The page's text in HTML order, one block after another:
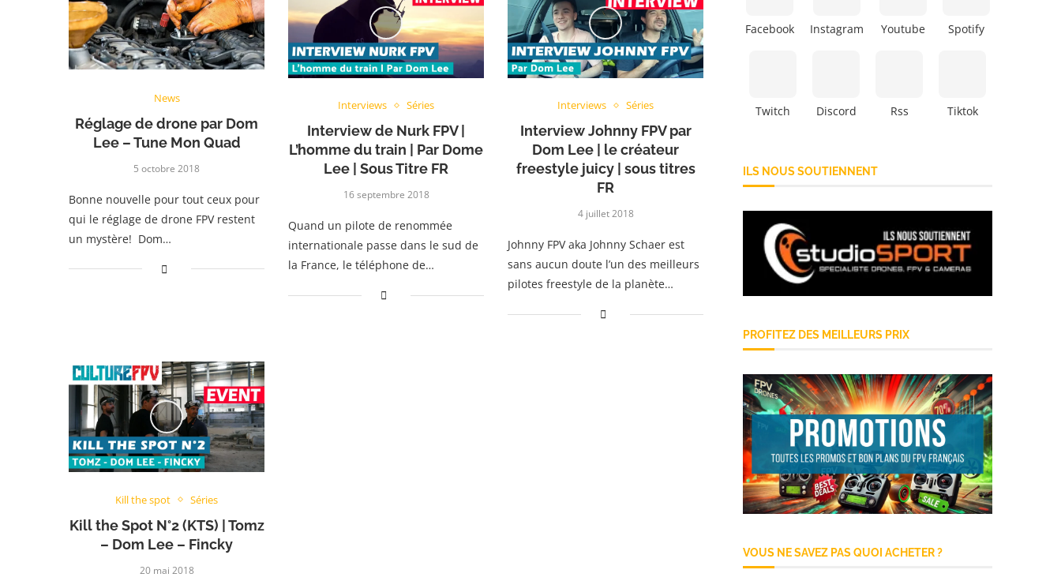
News
Réglage de drone par Dom
Lee – Tune Mon Quad
5 octobre 2018
Bonne nouvelle pour tout ceux pour
qui le réglage de drone FPV restent
un mystère! Dom…
Interviews Séries
Interview de Nurk FPV |
L’homme du train | Par Dome
Lee | Sous Titre FR
16 septembre 2018
Quand un pilote de renommée
internationale passe dans le sud de
la France, le téléphone de…
Interviews Séries
Interview Johnny FPV par
Dom Lee | le créateur
freestyle juicy | sous titres
FR
4 juillet 2018
Johnny FPV aka Johnny Schaer est
sans aucun doute l’un des meilleurs
pilotes freestyle de la planète…
Kill the spot Séries
Kill the Spot N°2 (KTS) | Tomz
– Dom Lee – Fincky
20 mai 2018
Facebook Instagram Youtube Spotify
Twitch Discord Rss Tiktok
ILS NOUS SOUTIENNENT
PROFITEZ DES MEILLEURS PRIX
VOUS NE SAVEZ PAS QUOI ACHETER ?